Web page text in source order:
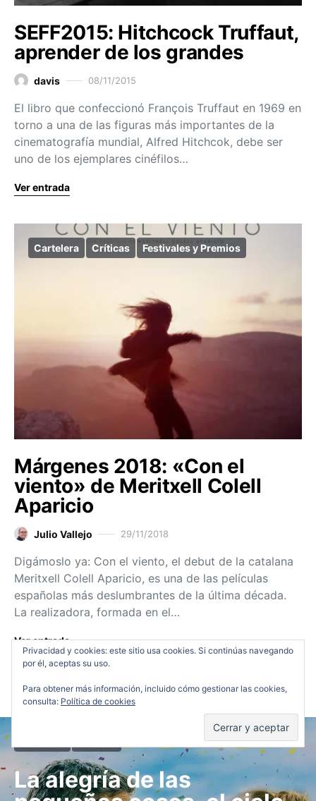
SEFF2015: Hitchcock Truffaut,
aprender de los grandes
davis 08/11/2015
El libro que confeccionó François Truffaut en 1969 en
torno a una de las figuras más importantes de la
cinematografía mundial, Alfred Hitchcok, debe ser
uno de los ejemplares cinéfilos…
Ver entrada
Cartelera Críticas Festivales y Premios
Márgenes 2018: «Con el
viento» de Meritxell Colell
Aparicio
Julio Vallejo 29/11/2018
Digámoslo ya: Con el viento, el debut de la catalana
Meritxell Colell Aparicio, es una de las películas
españolas más deslumbrantes de la última década.
La realizadora, formada en el…
Ver entrada
La alegría de las
Privacidad y cookies: este sitio usa cookies. Si continúas navegando
por él, aceptas su uso.
Para obtener más información, incluido cómo gestionar las cookies,
consulta: Política de cookies